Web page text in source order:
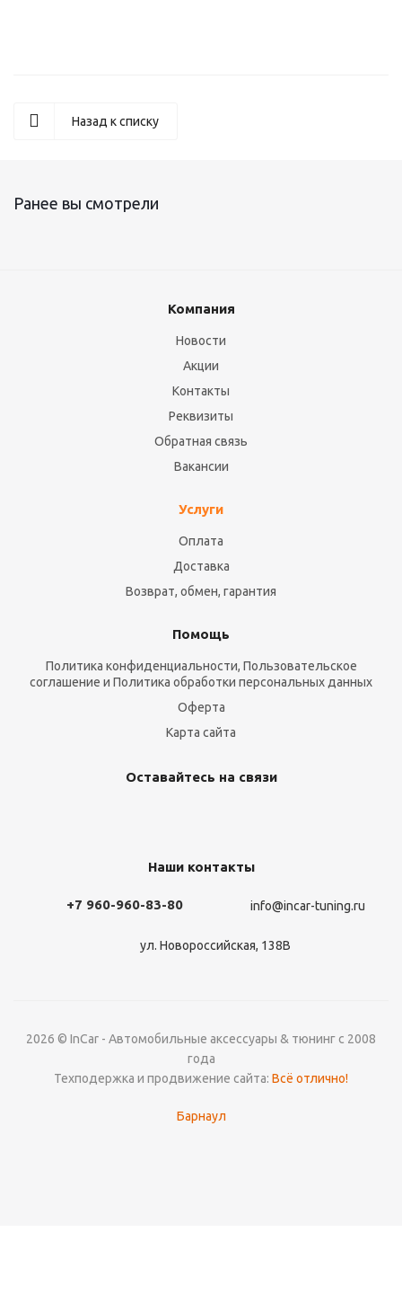
Назад к списку
Ранее вы смотрели
Компания
Новости
Акции
Контакты
Реквизиты
Обратная связь
Вакансии
Услуги
Оплата
Доставка
Возврат, обмен, гарантия
Помощь
Политика конфиденциальности, Пользовательское
соглашение и Политика обработки персональных данных
Оферта
Карта сайта
Оставайтесь на связи
Наши контакты
+7 960-960-83-80 info@incar-tuning.ru
ул. Новороссийская, 138В
2026 © InCar - Автомобильные аксессуары & тюнинг с 2008
года
Техподержка и продвижение сайта: Всё отлично!
Барнаул